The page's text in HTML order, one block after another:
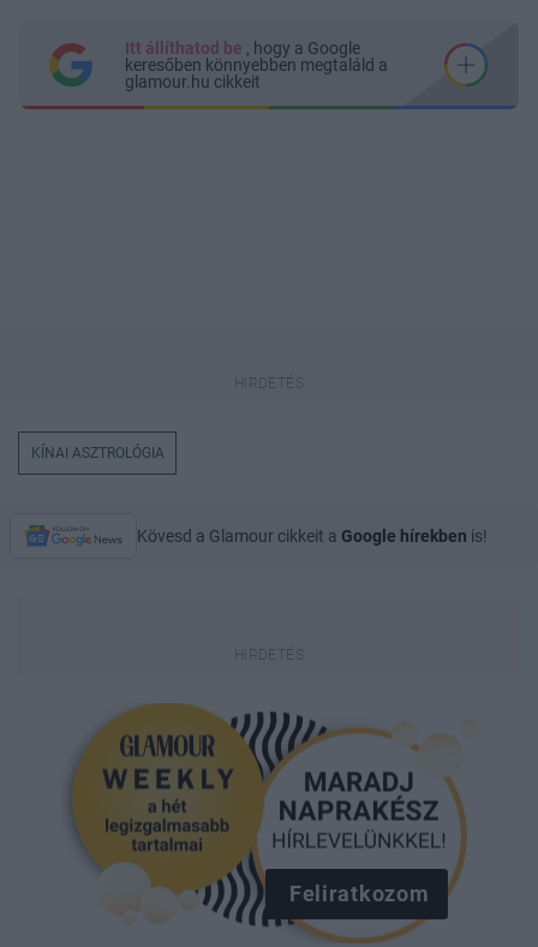
Itt állíthatod be , hogy a Google
keresőben könnyebben megtaláld a
glamour.hu cikkeit
KÍNAI ASZTROLÓGIA
Kövesd a Glamour cikkeit a Google hírekben is!
Feliratkozom